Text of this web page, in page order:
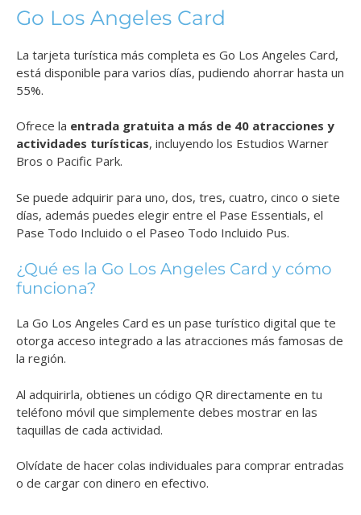
Go Los Angeles Card
La tarjeta turística más completa es Go Los Angeles Card,
está disponible para varios días, pudiendo ahorrar hasta un
55%.
Ofrece la entrada gratuita a más de 40 atracciones y
actividades turísticas, incluyendo los Estudios Warner
Bros o Pacific Park.
Se puede adquirir para uno, dos, tres, cuatro, cinco o siete
días, además puedes elegir entre el Pase Essentials, el
Pase Todo Incluido o el Paseo Todo Incluido Pus.
¿Qué es la Go Los Angeles Card y cómo
funciona?
La Go Los Angeles Card es un pase turístico digital que te
otorga acceso integrado a las atracciones más famosas de
la región.
Al adquirirla, obtienes un código QR directamente en tu
teléfono móvil que simplemente debes mostrar en las
taquillas de cada actividad.
Olvídate de hacer colas individuales para comprar entradas
o de cargar con dinero en efectivo.